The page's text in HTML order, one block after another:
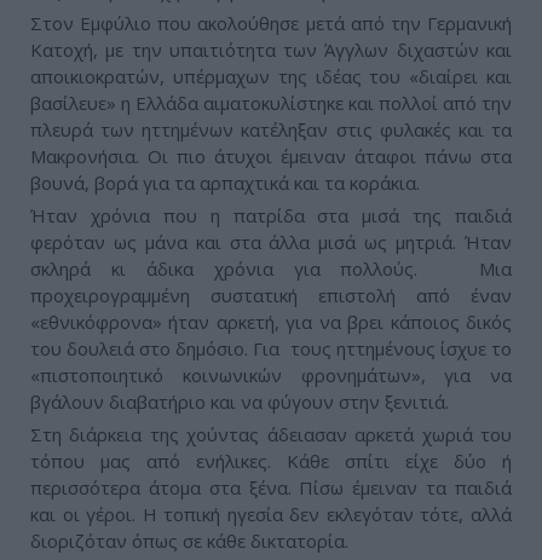
Στον Εμφύλιο που ακολούθησε μετά από την Γερμανική
Κατοχή, με την υπαιτιότητα των Άγγλων διχαστών και
αποικιοκρατών, υπέρμαχων της ιδέας του «διαίρει και
βασίλευε» η Ελλάδα αιματοκυλίστηκε και πολλοί από την
πλευρά των ηττημένων κατέληξαν στις φυλακές και τα
Μακρονήσια. Οι πιο άτυχοι έμειναν άταφοι πάνω στα
βουνά, βορά για τα αρπαχτικά και τα κοράκια.
Ήταν χρόνια που η πατρίδα στα μισά της παιδιά
φερόταν ως μάνα και στα άλλα μισά ως μητριά. Ήταν
σκληρά κι άδικα χρόνια για πολλούς. Μια
προχειρογραμμένη συστατική επιστολή από έναν
«εθνικόφρονα» ήταν αρκετή, για να βρει κάποιος δικός
του δουλειά στο δημόσιο. Για τους ηττημένους ίσχυε το
«πιστοποιητικό κοινωνικών φρονημάτων», για να
βγάλουν διαβατήριο και να φύγουν στην ξενιτιά.
Στη διάρκεια της χούντας άδειασαν αρκετά χωριά του
τόπου μας από ενήλικες. Κάθε σπίτι είχε δύο ή
περισσότερα άτομα στα ξένα. Πίσω έμειναν τα παιδιά
και οι γέροι. Η τοπική ηγεσία δεν εκλεγόταν τότε, αλλά
διοριζόταν όπως σε κάθε δικτατορία.